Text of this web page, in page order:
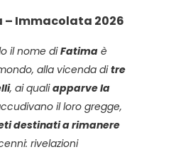
– Immacolata 2026
il nome diFatimaè
alla vicenda ditre
, ai qualiapparve la
il loro gregge,
destinati a rimanere
rivelazioni